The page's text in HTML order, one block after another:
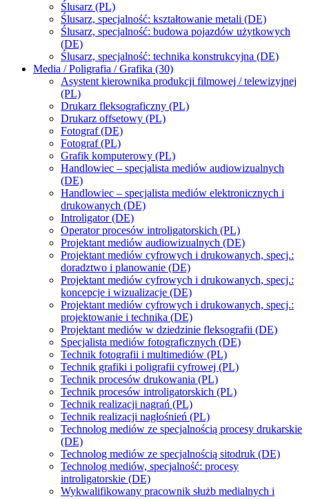
Ślusarz (PL)
Ślusarz, specjalność: kształtowanie metali (DE)
Ślusarz, specjalność: budowa pojazdów użytkowych
(DE)
Ślusarz, specjalność: technika konstrukcyjna (DE)
Media / Poligrafia / Grafika (30)
Asystent kierownika produkcji filmowej / telewizyjnej
(PL)
Drukarz fleksograficzny (PL)
Drukarz offsetowy (PL)
Fotograf (DE)
Fotograf (PL)
Grafik komputerowy (PL)
Handlowiec – specjalista mediów audiowizualnych
(DE)
Handlowiec – specjalista mediów elektronicznych i
drukowanych (DE)
Introligator (DE)
Operator procesów introligatorskich (PL)
Projektant mediów audiowizualnych (DE)
Projektant mediów cyfrowych i drukowanych, specj.:
doradztwo i planowanie (DE)
Projektant mediów cyfrowych i drukowanych, specj.:
koncepcje i wizualizacje (DE)
Projektant mediów cyfrowych i drukowanych, specj.:
projektowanie i technika (DE)
Projektant mediów w dziedzinie fleksografii (DE)
Specjalista mediów fotograficznych (DE)
Technik fotografii i multimediów (PL)
Technik grafiki i poligrafii cyfrowej (PL)
Technik procesów drukowania (PL)
Technik procesów introligatorskich (PL)
Technik realizacji nagrań (PL)
Technik realizacji nagłośnień (PL)
Technolog mediów ze specjalnością procesy drukarskie
(DE)
Technolog mediów ze specjalnością sitodruk (DE)
Technolog mediów, specjalność: procesy
introligatorskie (DE)
Wykwalifikowany pracownik służb medialnych i